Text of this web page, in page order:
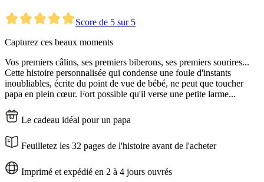
Score de 5 sur 5
Capturez ces beaux moments
Vos premiers câlins, ses premiers biberons, ses premiers sourires...
Cette histoire personnalisée qui condense une foule d'instants
inoubliables, écrite du point de vue de bébé, ne peut que toucher
papa en plein cœur. Fort possible qu'il verse une petite larme...
Le cadeau idéal pour un papa
Feuilletez les 32 pages de l'histoire avant de l'acheter
Imprimé et expédié en 2 à 4 jours ouvrés